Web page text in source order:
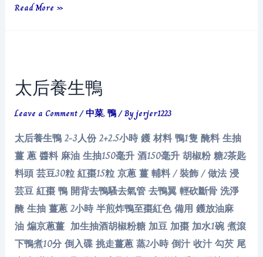
老
Read More »
太后養生鴨
Leave a Comment/中菜,鴨/ Byjerjer1223
太后養生鴨 2-3人份 2+2.5小時 鑊 材料 鴨1隻 醃料 生抽
薑 蔥 醬料 麻油 生抽150毫升 酒150毫升 胡椒粉 糖2茶匙
料頭 芸豆30粒 紅棗15粒 京蔥 薑 輔料 / 裝飾 / 做法 浸
芸豆 紅棗 鴨 開背去鴨騷去氣管 去鴨翼 輕砍斷骨 洗淨
醃 生抽 薑蔥 2小時 半煎炸鴨至棗紅色 備用 鑊放油麻
油 煸京蔥薑 加生抽酒胡椒粉糖 加豆 加棗 加水1碗 煮滾
下鴨煮10分 倒入碟 挑走薑蔥 蒸2小時 倒汁 收汁 勾芡 尾